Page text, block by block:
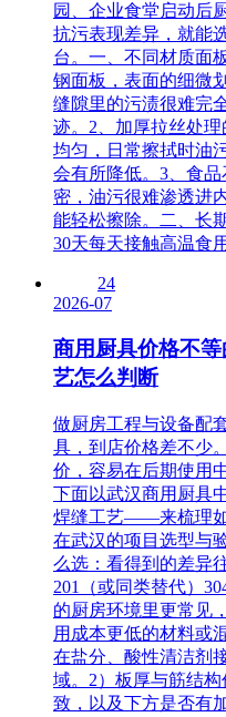
园、企业食堂启动后
抗污表现差异，就能
台。一、不同材质面
钢面板，表面的细微
缝隙里的污渍很难完
迹。2、加厚拉丝处
均匀，日常擦拭时油
会有所降低。3、食
密，油污很难渗透进
能轻松擦除。二、长
30天每天接触高温食
24
2026-07
商用厨具价格不
艺怎么判断
做厨房工程与设备配
具，到店价格差不少
价，容易在后期使用
下面以武汉商用厨具
焊缝工艺——来梳理
在武汉的项目选型与
么选：看得到的差异
201（或同类替代）
的厨房环境里更常见
用成本更低的材料或
在盐分、酸性清洁剂
域。2）板厚与筋结
致，以及下方是否有